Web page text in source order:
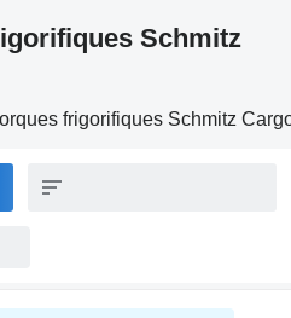
Schmitz
frigorifiques Schmitz